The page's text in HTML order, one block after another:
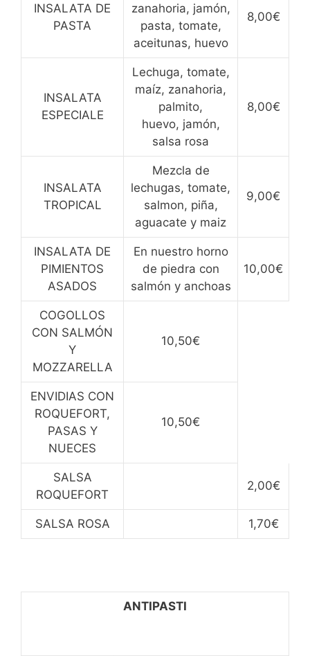
INSALATA DE
PASTA
zanahoria, jamón,
pasta, tomate,
aceitunas, huevo
8,00€
INSALATA
ESPECIALE
Lechuga, tomate,
maíz, zanahoria,
palmito,
huevo, jamón,
salsa rosa
8,00€
INSALATA
TROPICAL
Mezcla de
lechugas, tomate,
salmon, piña,
aguacate y maiz
9,00€
INSALATA DE
PIMIENTOS
ASADOS
En nuestro horno
de piedra con
salmón y anchoas
10,00€
COGOLLOS
CON SALMÓN
Y
MOZZARELLA
10,50€
ENVIDIAS CON
ROQUEFORT,
PASAS Y
NUECES
10,50€
SALSA
ROQUEFORT
2,00€
SALSA ROSA 1,70€
ANTIPASTI